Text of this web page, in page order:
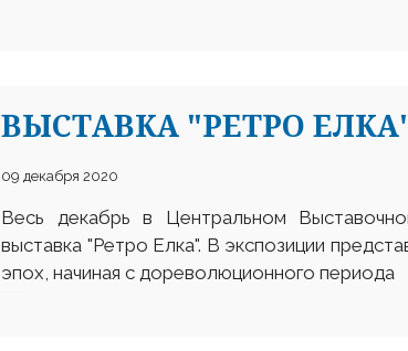
ВЫСТАВКА "РЕТРО
09 декабря 2020
Весь декабрь в Центральном
выставка "Ретро Елка". В экспозиции
эпох, начиная с дореволюционного периода